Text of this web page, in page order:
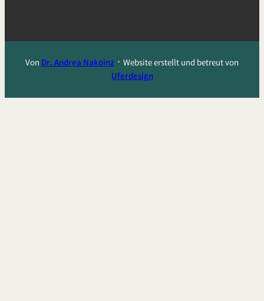
Von Dr. Andrea Nakoinz ᛫ Website erstellt und betreut von
Uferdesign